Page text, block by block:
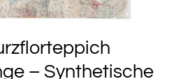
– Synthetische